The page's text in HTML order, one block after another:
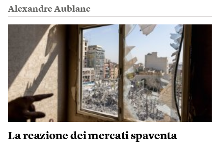
Alexandre Aublanc
La reazione dei mercati spaventa